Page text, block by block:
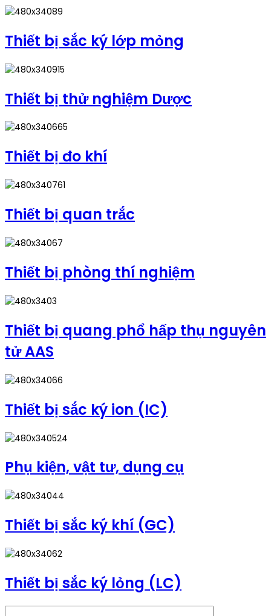
Thiết bị sắc ký lớp mỏng
Thiết bị thử nghiệm Dược
Thiết bị đo khí
Thiết bị quan trắc
Thiết bị phòng thí nghiệm
Thiết bị quang phổ hấp thụ nguyên
tử AAS
Thiết bị sắc ký ion (IC)
Phụ kiện, vật tư, dụng cụ
Thiết bị sắc ký khí (GC)
Thiết bị sắc ký lỏng (LC)